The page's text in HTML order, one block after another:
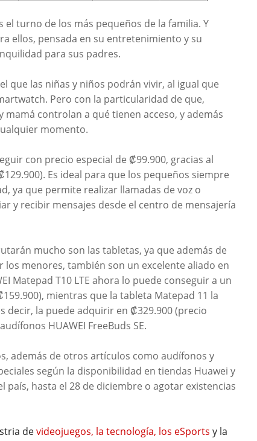
turno de los más pequeños de la familia. Y
ellos, pensada en su entretenimiento y su
para sus padres.
que las niñas y niños podrán vivir, al igual que
Pero con la particularidad de que,
controlan a qué tienen acceso, y además
momento.
con precio especial de ₡99.900, gracias al
Es ideal para que los pequeños siempre
ya que permite realizar llamadas de voz o
y recibir mensajes desde el centro de mensajería
mucho son las tabletas, ya que además de
menores, también son un excelente aliado en
Matepad T10 LTE ahora lo puede conseguir a un
mientras que la tableta Matepad 11 la
decir, la puede adquirir en ₡329.900 (precio
HUAWEI FreeBuds SE.
además de otros artículos como audífonos y
según la disponibilidad en tiendas Huawei y
hasta el 28 de diciembre o agotar existencias
devideojuegos, la tecnología, los eSports y la